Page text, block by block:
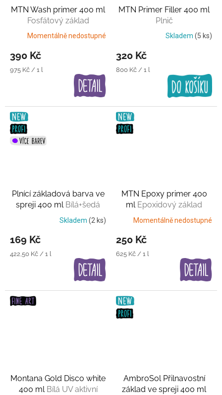
MTN Wash primer 400 ml
Fosfátový základ
Momentálně nedostupné
390 Kč
Měrná
975 Kč / 1 l
MTN Primer Filler 400 ml
Plnič
Skladem (5 ks)
320 Kč
Měrná
800 Kč / 1 l
Plnící základová barva ve
spreji 400 ml Bílá+šedá
Skladem (2 ks)
169 Kč
Měrná
422,50 Kč / 1 l
MTN Epoxy primer 400
ml Epoxidový základ
Momentálně nedostupné
250 Kč
Měrná
625 Kč / 1 l
Montana Gold Disco white
400 ml Bílá UV aktivní
AmbroSol Přilnavostní
základ ve spreji 400 ml